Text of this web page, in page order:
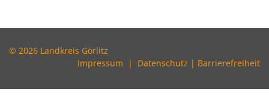
© 2026 Landkreis Görlitz
Impressum | Datenschutz | Barrierefreiheit